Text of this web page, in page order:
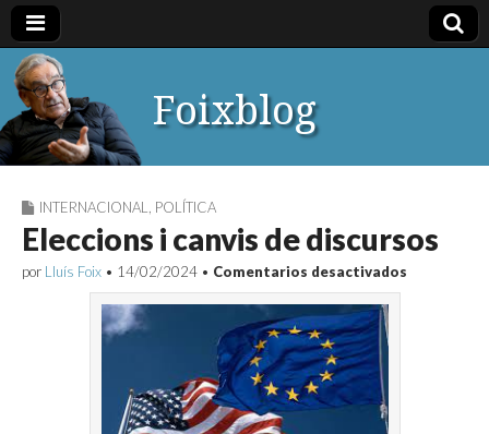
Foixblog
INTERNACIONAL POLÍTICA
Eleccions i canvis de discursos
por Lluís Foix • 14/02/2024 • Comentarios desactivados